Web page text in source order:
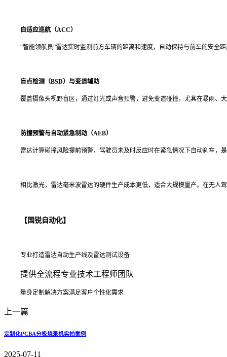
自适应巡航（ACC）
“智能领航员”雷达实时监测前方车辆的距离和速度，自动保持与前车的安全
盲点检测（BSD）与变道辅助
覆盖摄像头视野盲区，通过灯光或声音预警，避免变道碰撞，尤其在暴雨、
防撞预警与自动紧急制动（AEB）
雷达计算碰撞风险提前预警，驾驶员未及时反应时在紧急情况下自动刹车，
相比激光，雷达毫米波雷达的硬件生产成本更低，适合大规模量产。在无人
【国锐自动化】
专业打造雷达自动生产线及雷达测试设备
提供全流程专业技术工程师团队
量身定制解决方案满足客户个性化需求
上一篇
定制化PCBA分板烧录机实拍案例
2025-07-11